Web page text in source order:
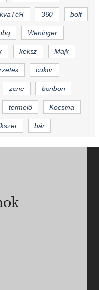
360 bolt
Weninger
keksz Majk
cukor
zene bonbon
termelő Kocsma
bár